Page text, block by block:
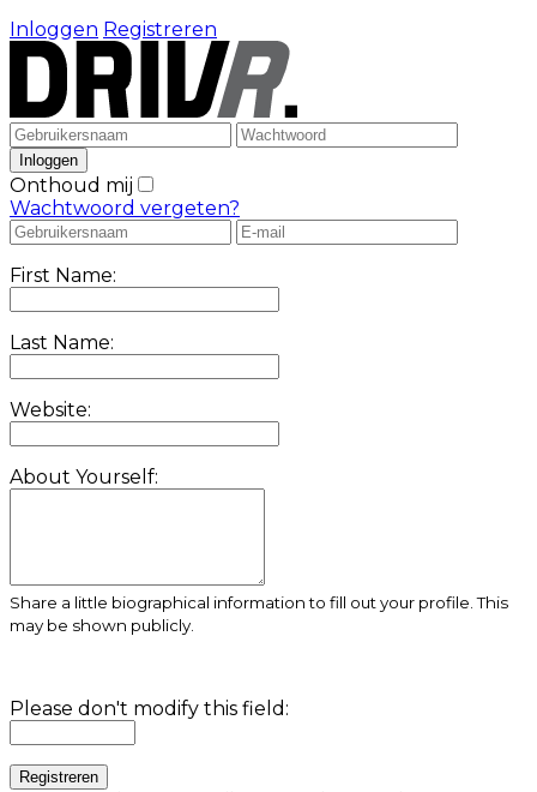
Inloggen Registreren
Onthoud mij
Wachtwoord vergeten?
First Name:
Last Name:
Website:
About Yourself:
Share a little biographical information to fill out your profile. This
may be shown publicly.
Please don't modify this field: